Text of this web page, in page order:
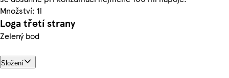
Množství: 1l
Loga třetí strany
Zelený bod
Složení